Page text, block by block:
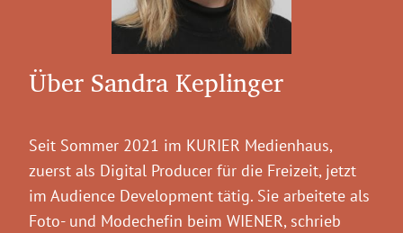
Über Sandra Keplinger
Seit Sommer 2021 im KURIER Medienhaus,
zuerst als Digital Producer für die Freizeit, jetzt
im Audience Development tätig. Sie arbeitete als
Foto- und Modechefin beim WIENER, schrieb